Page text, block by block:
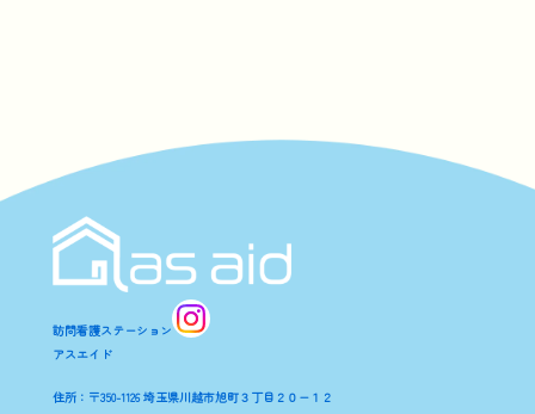
訪問看護ステーション
アスエイド
住所：〒350-1126 埼玉県川越市旭町３丁目２０−１２